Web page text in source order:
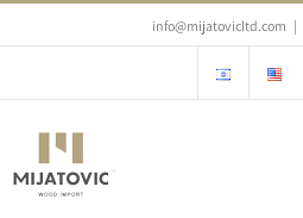
|
info@mijatovicltd.com